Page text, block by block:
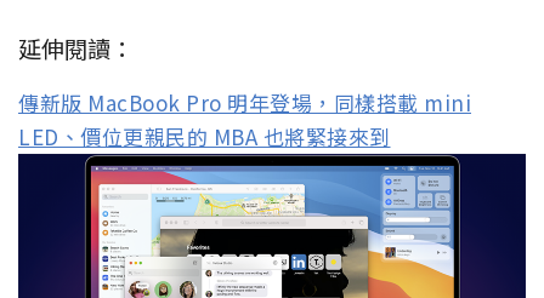
延伸閱讀：
傳新版 MacBook Pro 明年登場，同樣搭載 mini
LED、價位更親民的 MBA 也將緊接來到